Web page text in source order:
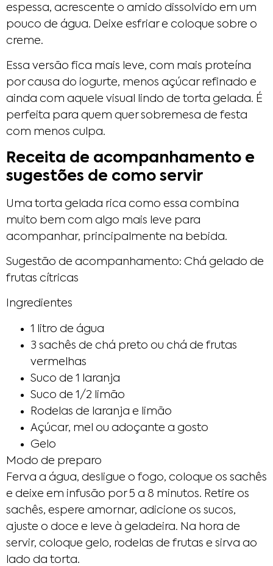
espessa, acrescente o amido dissolvido em um
pouco de água. Deixe esfriar e coloque sobre o
creme.
Essa versão fica mais leve, com mais proteína
por causa do iogurte, menos açúcar refinado e
ainda com aquele visual lindo de torta gelada. É
perfeita para quem quer sobremesa de festa
com menos culpa.
Receita de acompanhamento e
sugestões de como servir
Uma torta gelada rica como essa combina
muito bem com algo mais leve para
acompanhar, principalmente na bebida.
Sugestão de acompanhamento: Chá gelado de
frutas cítricas
Ingredientes
1 litro de água
3 sachês de chá preto ou chá de frutas
vermelhas
Suco de 1 laranja
Suco de 1/2 limão
Rodelas de laranja e limão
Açúcar, mel ou adoçante a gosto
Gelo
Modo de preparo
Ferva a água, desligue o fogo, coloque os sachês
e deixe em infusão por 5 a 8 minutos. Retire os
sachês, espere amornar, adicione os sucos,
ajuste o doce e leve à geladeira. Na hora de
servir, coloque gelo, rodelas de frutas e sirva ao
lado da torta.